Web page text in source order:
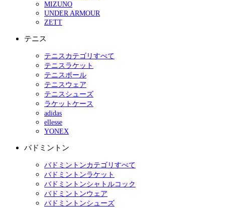
MIZUNO
UNDER ARMOUR
ZETT
テニス
テニスカテゴリすべて
テニスラケット
テニスボール
テニスウェア
テニスシューズ
ラケットケース
adidas
ellesse
YONEX
バドミントン
バドミントンカテゴリすべて
バドミントンラケット
バドミントンシャトルコック
バドミントンウェア
バドミントンシューズ